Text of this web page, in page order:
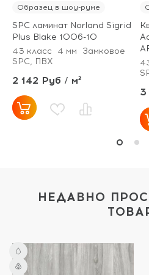
Образец в шоу-руме
SPC ламинат Norland Sigrid
Plus Blake 1006-10
43 класс
4 мм
Замковое
SPC, ПВХ
2 142 Руб / м²
3
НЕДАВНО